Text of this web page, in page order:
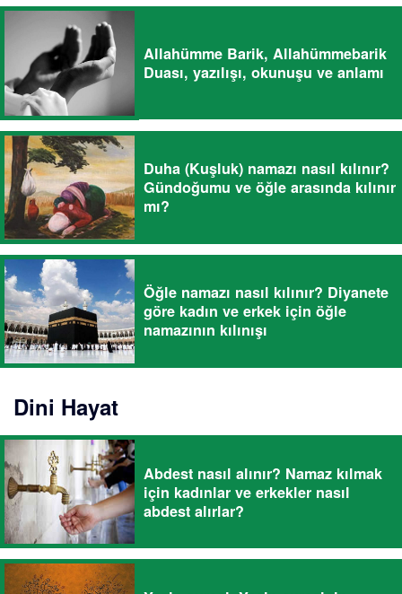
Allahümme Barik, Allahümmebarik
Duası, yazılışı, okunuşu ve anlamı
Duha (Kuşluk) namazı nasıl kılınır?
Gündoğumu ve öğle arasında kılınır
mı?
Öğle namazı nasıl kılınır? Diyanete
göre kadın ve erkek için öğle
namazının kılınışı
Dini Hayat
Abdest nasıl alınır? Namaz kılmak
için kadınlar ve erkekler nasıl
abdest alırlar?